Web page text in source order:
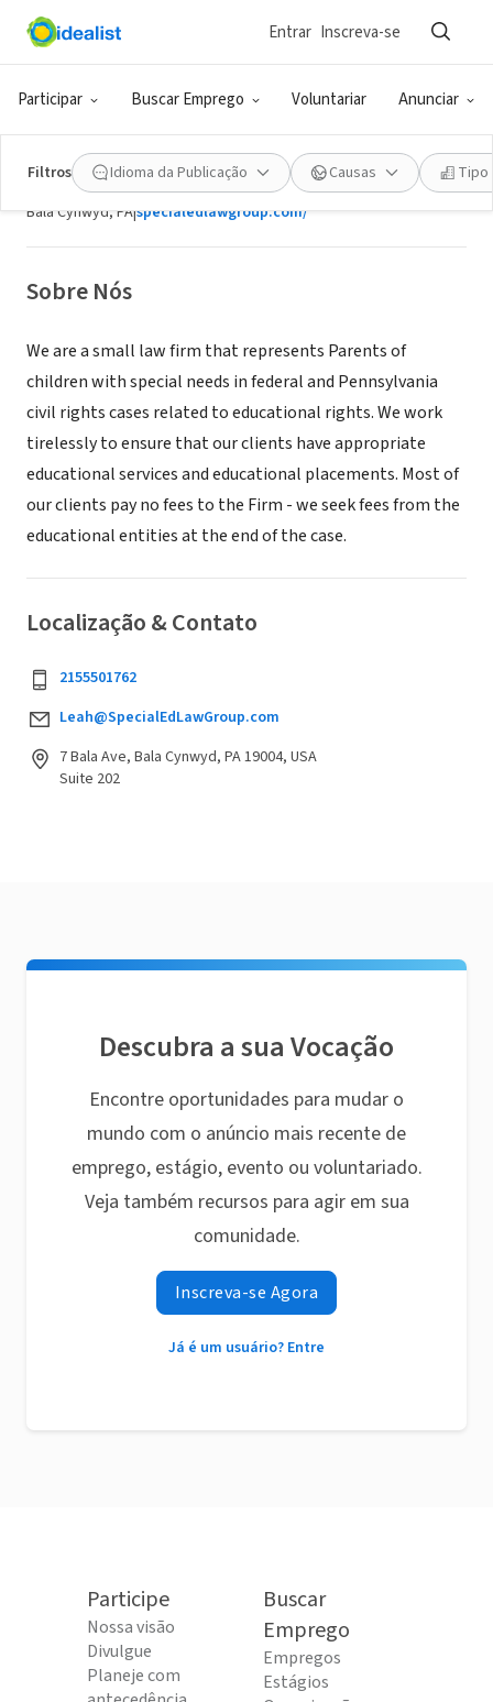
Participar Buscar Emprego Voluntariar Anunciar
Entrar Inscreva-se
Filtros Idioma da Publicação Causas Tipo
Batchis Nestle & Reimann LLC - The
Special Education Law Group
Bala Cynwyd, PA|specialedlawgroup.com/
Sobre Nós
We are a small law firm that represents Parents of
children with special needs in federal and Pennsylvania
civil rights cases related to educational rights. We work
tirelessly to ensure that our clients have appropriate
educational services and educational placements. Most of
our clients pay no fees to the Firm - we seek fees from the
educational entities at the end of the case.
Localização & Contato
2155501762
Leah@SpecialEdLawGroup.com
7 Bala Ave, Bala Cynwyd, PA 19004, USA
Suite 202
Descubra a sua Vocação
Encontre oportunidades para mudar o
mundo com o anúncio mais recente de
emprego, estágio, evento ou voluntariado.
Veja também recursos para agir em sua
comunidade.
Inscreva-se Agora
Já é um usuário? Entre
Participe
Nossa visão
Divulgue
Planeje com
Buscar
Emprego
Empregos
Estágios